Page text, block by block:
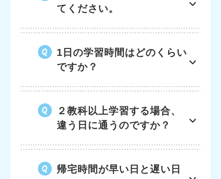
てください。
1日の学習時間はどのくらい
ですか？
２教科以上学習する場合、
違う日に通うのですか？
帰宅時間が早い日と遅い日